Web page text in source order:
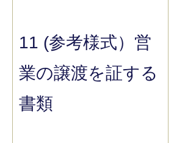
11 (参考様式）営
業の譲渡を証する
書類